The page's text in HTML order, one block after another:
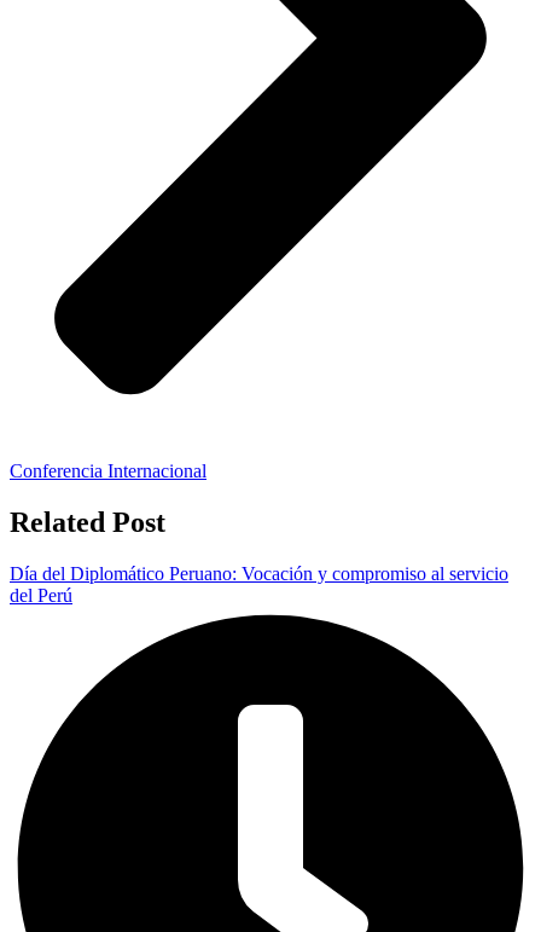
Conferencia Internacional
Related Post
Día del Diplomático Peruano: Vocación y compromiso al servicio
del Perú